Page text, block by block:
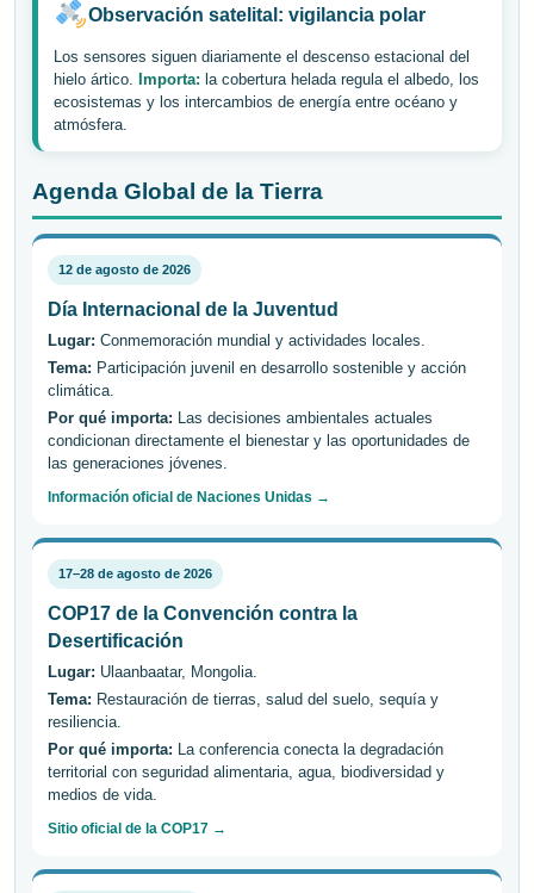
Observación satelital: vigilancia polar
Los sensores siguen diariamente el descenso estacional del
hielo ártico. Importa: la cobertura helada regula el albedo, los
ecosistemas y los intercambios de energía entre océano y
atmósfera.
Agenda Global de la Tierra
12 de agosto de 2026
Día Internacional de la Juventud
Lugar: Conmemoración mundial y actividades locales.
Tema: Participación juvenil en desarrollo sostenible y acción
climática.
Por qué importa: Las decisiones ambientales actuales
condicionan directamente el bienestar y las oportunidades de
las generaciones jóvenes.
Información oficial de Naciones Unidas →
17–28 de agosto de 2026
COP17 de la Convención contra la
Desertificación
Lugar: Ulaanbaatar, Mongolia.
Tema: Restauración de tierras, salud del suelo, sequía y
resiliencia.
Por qué importa: La conferencia conecta la degradación
territorial con seguridad alimentaria, agua, biodiversidad y
medios de vida.
Sitio oficial de la COP17 →